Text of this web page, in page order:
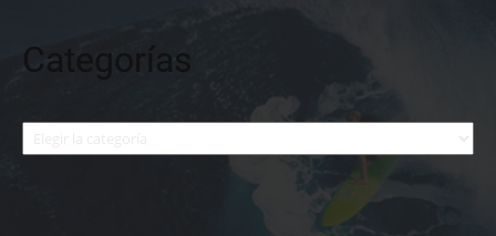
Categorías
Categorías